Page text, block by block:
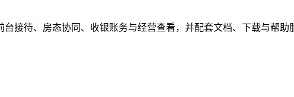
接待、房态协同、收银账务与经营查看，并配套文档、下载与帮助